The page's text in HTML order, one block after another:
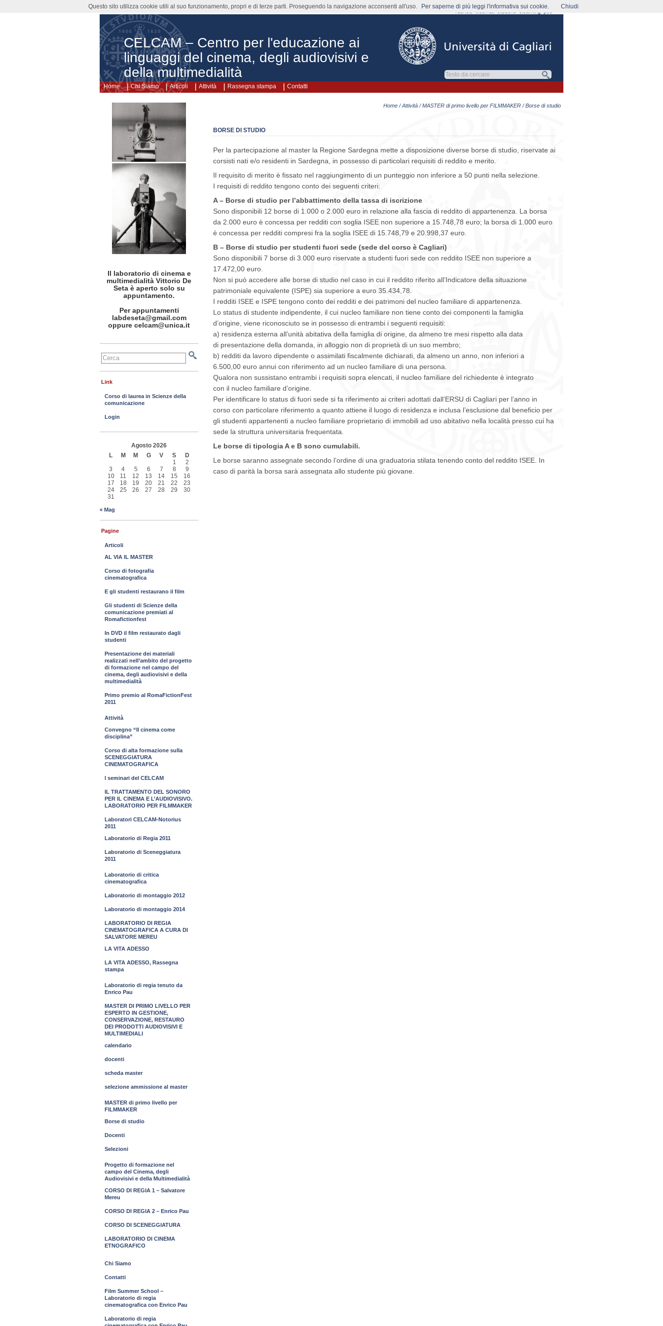
CELCAM – Centro per l'educazione ai
linguaggi del cinema, degli audiovisivi e
della multimedialità
Home
rubrica webmail
Chi Siamo Articoli Attività Rassegna stampa Contatti
Home /Attività /MASTER di primo livello per FILMMAKER / Borse di studio
BORSE DI STUDIO
Per la partecipazione al master la Regione Sardegna mette a disposizione diverse borse di studio, riservate ai
corsisti nati e/o residenti in Sardegna, in possesso di particolari requisiti di reddito e merito.
Il requisito di merito è fissato nel raggiungimento di un punteggio non inferiore a 50 punti nella selezione.
I requisiti di reddito tengono conto dei seguenti criteri:
A – Borse di studio per l’abbattimento della tassa di iscrizione
Sono disponibili 12 borse di 1.000 o 2.000 euro in relazione alla fascia di reddito di appartenenza. La borsa
da 2.000 euro è concessa per redditi con soglia ISEE non superiore a 15.748,78 euro; la borsa di 1.000 euro
è concessa per redditi compresi fra la soglia ISEE di 15.748,79 e 20.998,37 euro.
B – Borse di studio per studenti fuori sede (sede del corso è Cagliari)
Sono disponibili 7 borse di 3.000 euro riservate a studenti fuori sede con reddito ISEE non superiore a
17.472,00 euro.
Non si può accedere alle borse di studio nel caso in cui il reddito riferito all’Indicatore della situazione
patrimoniale equivalente (ISPE) sia superiore a euro 35.434,78.
I redditi ISEE e ISPE tengono conto dei redditi e dei patrimoni del nucleo familiare di appartenenza.
Lo status di studente indipendente, il cui nucleo familiare non tiene conto dei componenti la famiglia
d’origine, viene riconosciuto se in possesso di entrambi i seguenti requisiti:
a) residenza esterna all’unità abitativa della famiglia di origine, da almeno tre mesi rispetto alla data
di presentazione della domanda, in alloggio non di proprietà di un suo membro;
b) redditi da lavoro dipendente o assimilati fiscalmente dichiarati, da almeno un anno, non inferiori a
6.500,00 euro annui con riferimento ad un nucleo familiare di una persona.
Qualora non sussistano entrambi i requisiti sopra elencati, il nucleo familiare del richiedente è integrato
con il nucleo familiare d’origine.
Per identificare lo status di fuori sede si fa riferimento ai criteri adottati dall’ERSU di Cagliari per l’anno in
corso con particolare riferimento a quanto attiene il luogo di residenza e inclusa l’esclusione dal beneficio per
gli studenti appartenenti a nucleo familiare proprietario di immobili ad uso abitativo nella località presso cui ha
sede la struttura universitaria frequentata.
Le borse di tipologia A e B sono cumulabili.
Le borse saranno assegnate secondo l’ordine di una graduatoria stilata tenendo conto del reddito ISEE. In
caso di parità la borsa sarà assegnata allo studente più giovane.
Il laboratorio di cinema e
multimedialità Vittorio De
Seta è aperto solo su
appuntamento.
Per appuntamenti
labdeseta@gmail.com
oppure celcam@unica.it
Link
Corso di laurea in Scienze della
comunicazione
Login
Agosto 2026
L
M M G V S
D
1
2
3
4 5 6 7 8
9
10
11 12 13 14 15
16
17
18 19 20 21 22
23
24
25 26 27 28 29
30
31
« Mag
Pagine
Articoli
AL VIA IL MASTER
Corso di fotografia
cinematografica
E gli studenti restaurano il film
Gli studenti di Scienze della
comunicazione premiati al
Romafictionfest
In DVD il film restaurato dagli
studenti
Presentazione dei materiali
realizzati nell’ambito del progetto
di formazione nel campo del
cinema, degli audiovisivi e della
multimedialità
Primo premio al RomaFictionFest
2011
Attività
Convegno “Il cinema come
disciplina”
Corso di alta formazione sulla
SCENEGGIATURA
CINEMATOGRAFICA
I seminari del CELCAM
IL TRATTAMENTO DEL SONORO
PER IL CINEMA E L’AUDIOVISIVO.
LABORATORIO PER FILMMAKER
Laboratori CELCAM-Notorius
2011
Laboratorio di Regia 2011
Laboratorio di Sceneggiatura
2011
Laboratorio di critica
cinematografica
Laboratorio di montaggio 2012
Laboratorio di montaggio 2014
LABORATORIO DI REGIA
CINEMATOGRAFICA A CURA DI
SALVATORE MEREU
LA VITA ADESSO
LA VITA ADESSO, Rassegna
stampa
Laboratorio di regia tenuto da
Enrico Pau
MASTER DI PRIMO LIVELLO PER
ESPERTO IN GESTIONE,
CONSERVAZIONE, RESTAURO
DEI PRODOTTI AUDIOVISIVI E
MULTIMEDIALI
calendario
docenti
scheda master
selezione ammissione al master
MASTER di primo livello per
FILMMAKER
Borse di studio
Docenti
Selezioni
Progetto di formazione nel
campo del Cinema, degli
Audiovisivi e della Multimedialità
CORSO DI REGIA 1 – Salvatore
Mereu
CORSO DI REGIA 2 – Enrico Pau
CORSO DI SCENEGGIATURA
LABORATORIO DI CINEMA
ETNOGRAFICO
Chi Siamo
Contatti
Film Summer School –
Laboratorio di regia
cinematografica con Enrico Pau
Laboratorio di regia
Questo sito utilizza cookie utili al suo funzionamento, propri e di terze parti. Proseguendo la navigazione acconsenti all'uso. Per saperne di più leggi l'informativa sui cookie. Chiudi